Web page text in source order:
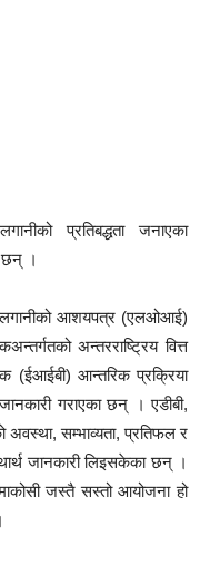
प्रतिबद्धता जनाएका
छन् ।
आशयपत्र (एलओआई)
अन्तरराष्ट्रिय वित्त
(ईआईबी) आन्तरिक प्रक्रिया
गराएका छन् । एडीबी,
सम्भाव्यता, प्रतिफल र
जानकारी लिइसकेका छन् ।
जस्तै सस्तो आयोजना हो